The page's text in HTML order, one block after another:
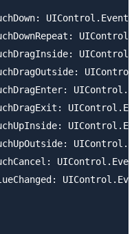
UIControl.Event